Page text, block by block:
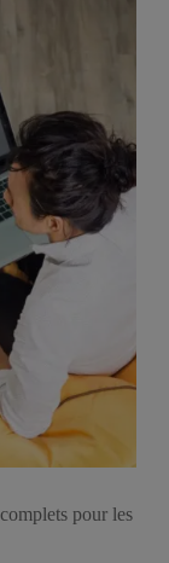
pour les